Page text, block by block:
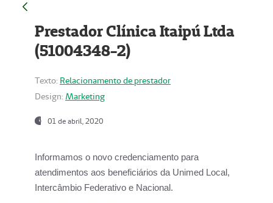
Prestador Clínica Itaipú Ltda
(51004348-2)
Texto: Relacionamento de prestador
Design: Marketing
01 de abril, 2020
Informamos o novo credenciamento para
atendimentos aos beneficiários da Unimed Local,
Intercâmbio Federativo e Nacional.